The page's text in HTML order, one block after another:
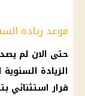
موعد زيادة
حتى الان لم
الزيادة
قرار استثنائي